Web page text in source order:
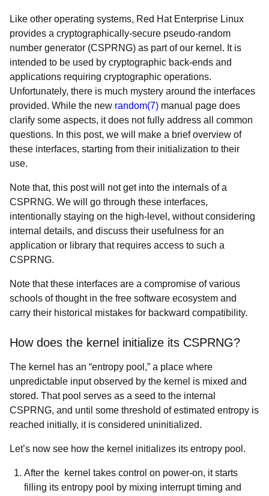
Like other operating systems, Red Hat Enterprise Linux
provides a cryptographically-secure pseudo-random
number generator (CSPRNG) as part of our kernel. It is
intended to be used by cryptographic back-ends and
applications requiring cryptographic operations.
Unfortunately, there is much mystery around the interfaces
provided. While the new random(7) manual page does
clarify some aspects, it does not fully address all common
questions. In this post, we will make a brief overview of
these interfaces, starting from their initialization to their
use.
Note that, this post will not get into the internals of a
CSPRNG. We will go through these interfaces,
intentionally staying on the high-level, without considering
internal details, and discuss their usefulness for an
application or library that requires access to such a
CSPRNG.
Note that these interfaces are a compromise of various
schools of thought in the free software ecosystem and
carry their historical mistakes for backward compatibility.
How does the kernel initialize its CSPRNG?
The kernel has an “entropy pool,” a place where
unpredictable input observed by the kernel is mixed and
stored. That pool serves as a seed to the internal
CSPRNG, and until some threshold of estimated entropy is
reached initially, it is considered uninitialized.
Let’s now see how the kernel initializes its entropy pool.
After the kernel takes control on power-on, it starts
filling its entropy pool by mixing interrupt timing and